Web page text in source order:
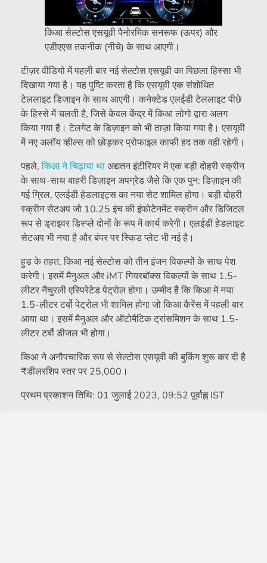
किआ सेल्टोस एसयूवी पैनोरमिक सनरूफ (ऊपर) और
एडीएएस तकनीक (नीचे) के साथ आएगी।
टीज़र वीडियो में पहली बार नई सेल्टोस एसयूवी का पिछला हिस्सा भी
दिखाया गया है। यह पुष्टि करता है कि एसयूवी एक संशोधित
टेललाइट डिजाइन के साथ आएगी। कनेक्टेड एलईडी टेललाइट पीछे
के हिस्से में चलती है, जिसे केवल केंद्र में किआ लोगो द्वारा अलग
किया गया है। टेलगेट के डिज़ाइन को भी ताज़ा किया गया है। एसयूवी
में नए अलॉय व्हील्स को छोड़कर प्रोफाइल काफी हद तक वही रहेगी।
पहले,किआ ने चिढ़ाया थाअद्यतन इंटीरियर में एक बड़ी दोहरी स्क्रीन
के साथ-साथ बाहरी डिज़ाइन अपग्रेड जैसे कि एक पुन: डिज़ाइन की
गई ग्रिल, एलईडी हेडलाइट्स का नया सेट शामिल होगा। बड़ी दोहरी
स्क्रीन सेटअप जो 10.25 इंच की इंफोटेनमेंट स्क्रीन और डिजिटल
रूप से ड्राइवर डिस्प्ले दोनों के रूप में कार्य करेगी। एलईडी हेडलाइट
सेटअप भी नया है और बंपर पर स्किड प्लेट भी नई है।
हुड के तहत, किआ नई सेल्टोस को तीन इंजन विकल्पों के साथ पेश
करेगी। इसमें मैनुअल और iMT गियरबॉक्स विकल्पों के साथ 1.5-
लीटर नैचुरली एस्पिरेटेड पेट्रोल होगा। उम्मीद है कि किआ में नया
1.5-लीटर टर्बो पेट्रोल भी शामिल होगा जो किआ कैरेंस में पहली बार
आया था। इसमें मैनुअल और ऑटोमैटिक ट्रांसमिशन के साथ 1.5-
लीटर टर्बो डीजल भी होगा।
किआ ने अनौपचारिक रूप से सेल्टोस एसयूवी की बुकिंग शुरू कर दी है
₹डीलरशिप स्तर पर 25,000।
प्रथम प्रकाशन तिथि: 01 जुलाई 2023, 09:52 पूर्वाह्न IST